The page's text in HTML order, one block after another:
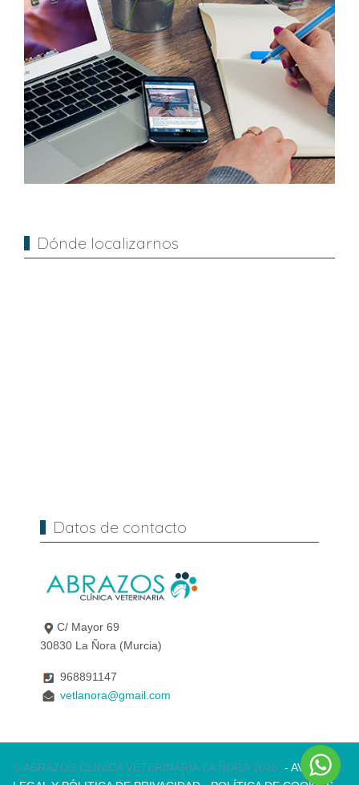
Dónde localizarnos
Datos de contacto
C/ Mayor 69
30830 La Ñora (Murcia)
968891147
vetlanora@gmail.com
© ABRAZOS CLINICA VETERINARIA LA ÑORA 2026.- AVISO